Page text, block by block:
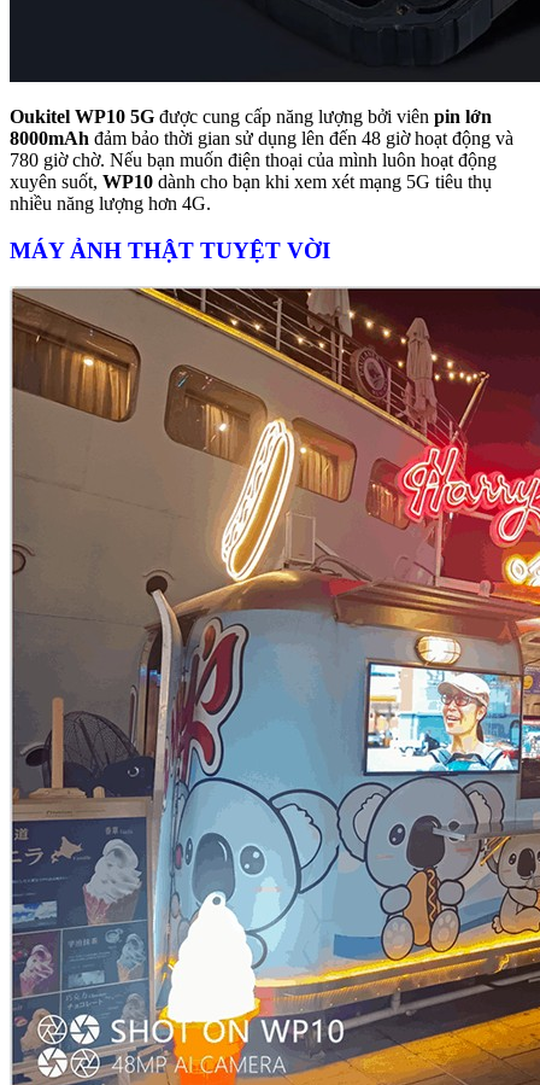
Oukitel WP10 5G được cung cấp năng lượng bởi viên pin lớn
8000mAh đảm bảo thời gian sử dụng lên đến 48 giờ hoạt động và
780 giờ chờ. Nếu bạn muốn điện thoại của mình luôn hoạt động
xuyên suốt, WP10 dành cho bạn khi xem xét mạng 5G tiêu thụ
nhiều năng lượng hơn 4G.
MÁY ẢNH THẬT TUYỆT VỜI